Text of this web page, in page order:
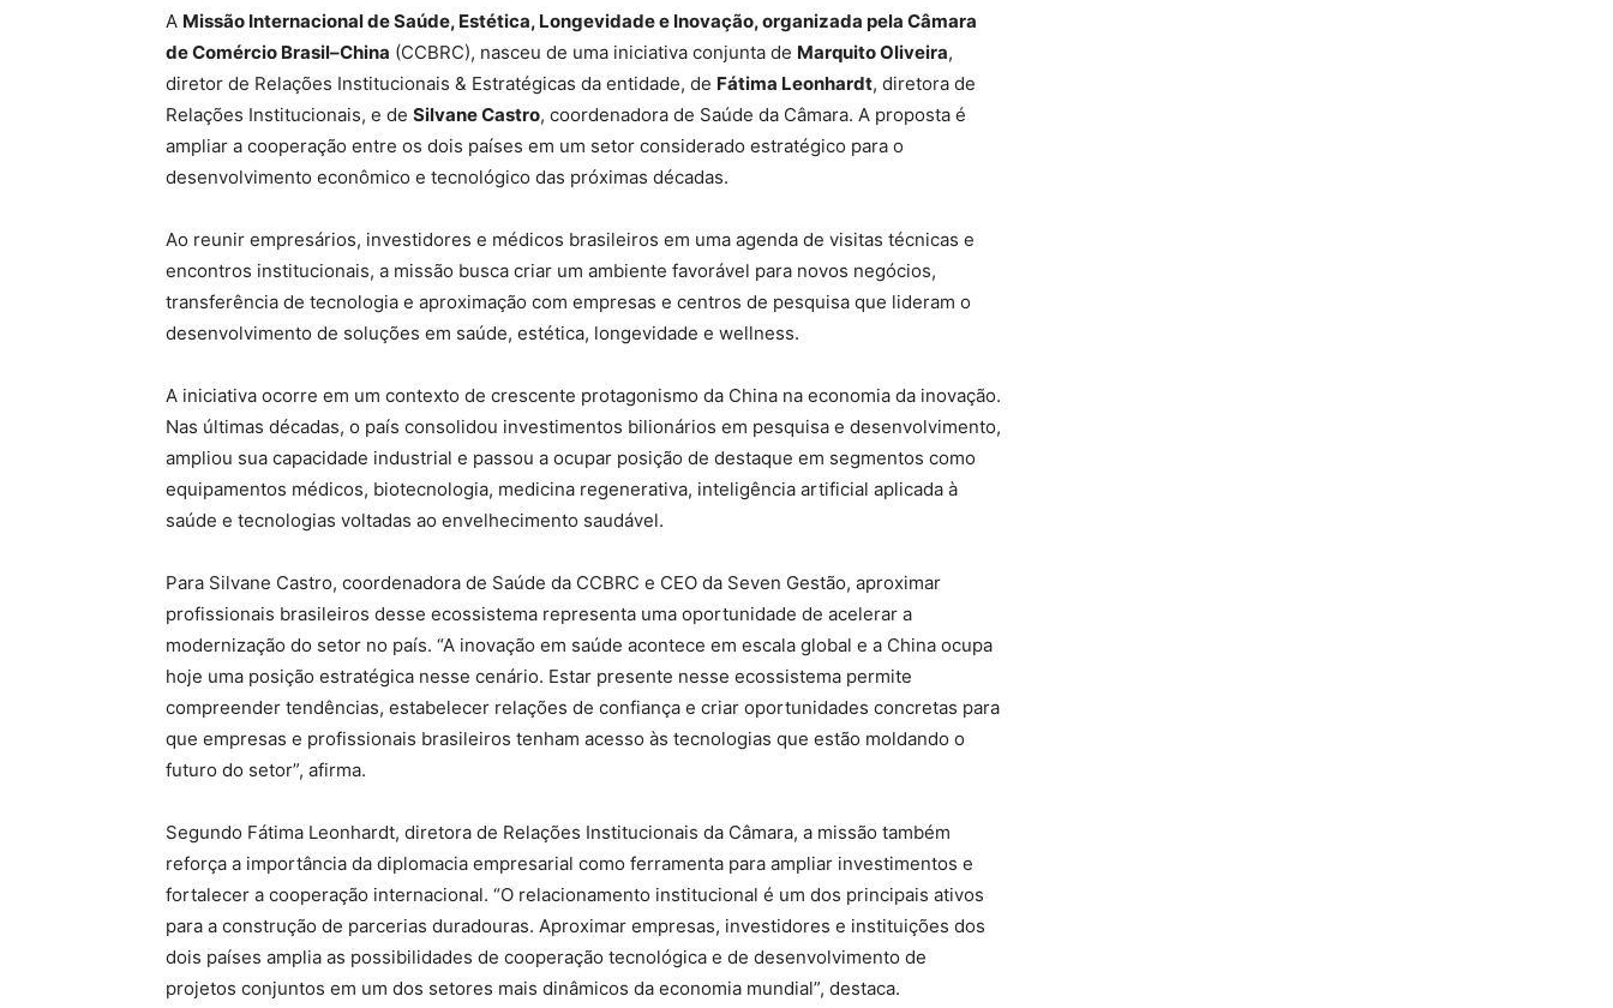
A Missão Internacional de Saúde, Estética, Longevidade e Inovação, organizada pela Câmara
de Comércio Brasil–China (CCBRC), nasceu de uma iniciativa conjunta de Marquito Oliveira,
diretor de Relações Institucionais & Estratégicas da entidade, de Fátima Leonhardt, diretora de
Relações Institucionais, e de Silvane Castro, coordenadora de Saúde da Câmara. A proposta é
ampliar a cooperação entre os dois países em um setor considerado estratégico para o
desenvolvimento econômico e tecnológico das próximas décadas.
Ao reunir empresários, investidores e médicos brasileiros em uma agenda de visitas técnicas e
encontros institucionais, a missão busca criar um ambiente favorável para novos negócios,
transferência de tecnologia e aproximação com empresas e centros de pesquisa que lideram o
desenvolvimento de soluções em saúde, estética, longevidade e wellness.
A iniciativa ocorre em um contexto de crescente protagonismo da China na economia da inovação.
Nas últimas décadas, o país consolidou investimentos bilionários em pesquisa e desenvolvimento,
ampliou sua capacidade industrial e passou a ocupar posição de destaque em segmentos como
equipamentos médicos, biotecnologia, medicina regenerativa, inteligência artificial aplicada à
saúde e tecnologias voltadas ao envelhecimento saudável.
Para Silvane Castro, coordenadora de Saúde da CCBRC e CEO da Seven Gestão, aproximar
profissionais brasileiros desse ecossistema representa uma oportunidade de acelerar a
modernização do setor no país. “A inovação em saúde acontece em escala global e a China ocupa
hoje uma posição estratégica nesse cenário. Estar presente nesse ecossistema permite
compreender tendências, estabelecer relações de confiança e criar oportunidades concretas para
que empresas e profissionais brasileiros tenham acesso às tecnologias que estão moldando o
futuro do setor”, afirma.
Segundo Fátima Leonhardt, diretora de Relações Institucionais da Câmara, a missão também
reforça a importância da diplomacia empresarial como ferramenta para ampliar investimentos e
fortalecer a cooperação internacional. “O relacionamento institucional é um dos principais ativos
para a construção de parcerias duradouras. Aproximar empresas, investidores e instituições dos
dois países amplia as possibilidades de cooperação tecnológica e de desenvolvimento de
projetos conjuntos em um dos setores mais dinâmicos da economia mundial”, destaca.